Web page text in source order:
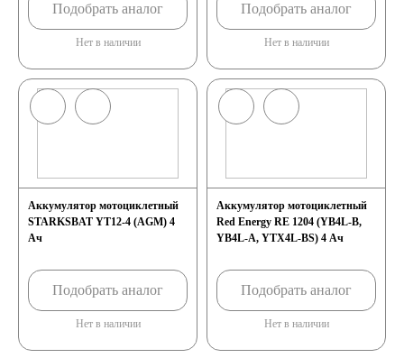
Подобрать аналог
Нет в наличии
Подобрать аналог
Нет в наличии
Аккумулятор мотоциклетный
STARKSBAT YT12-4 (AGM) 4
Ач
Подобрать аналог
Нет в наличии
Аккумулятор мотоциклетный
Red Energy RE 1204 (YB4L-B,
YB4L-A, YTX4L-BS) 4 Ач
Подобрать аналог
Нет в наличии